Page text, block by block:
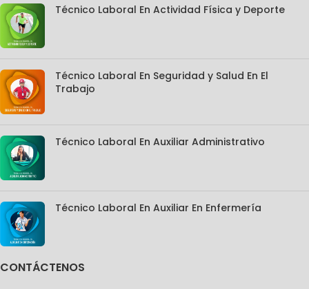
Técnico Laboral En Actividad Física y Deporte
Técnico Laboral En Seguridad y Salud En El
Trabajo
Técnico Laboral En Auxiliar Administrativo
Técnico Laboral En Auxiliar En Enfermería
CONTÁCTENOS